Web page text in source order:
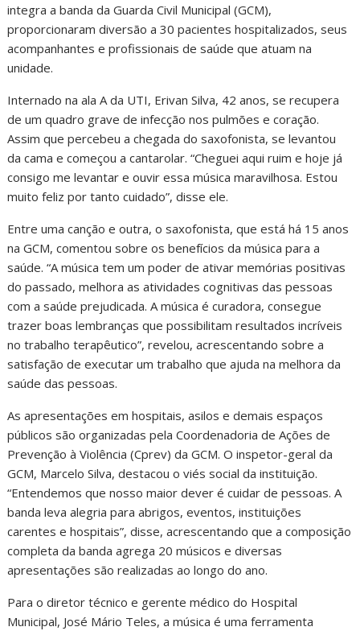
integra a banda da Guarda Civil Municipal (GCM),
proporcionaram diversão a 30 pacientes hospitalizados, seus
acompanhantes e profissionais de saúde que atuam na
unidade.
Internado na ala A da UTI, Erivan Silva, 42 anos, se recupera
de um quadro grave de infecção nos pulmões e coração.
Assim que percebeu a chegada do saxofonista, se levantou
da cama e começou a cantarolar. “Cheguei aqui ruim e hoje já
consigo me levantar e ouvir essa música maravilhosa. Estou
muito feliz por tanto cuidado”, disse ele.
Entre uma canção e outra, o saxofonista, que está há 15 anos
na GCM, comentou sobre os benefícios da música para a
saúde. “A música tem um poder de ativar memórias positivas
do passado, melhora as atividades cognitivas das pessoas
com a saúde prejudicada. A música é curadora, consegue
trazer boas lembranças que possibilitam resultados incríveis
no trabalho terapêutico”, revelou, acrescentando sobre a
satisfação de executar um trabalho que ajuda na melhora da
saúde das pessoas.
As apresentações em hospitais, asilos e demais espaços
públicos são organizadas pela Coordenadoria de Ações de
Prevenção à Violência (Cprev) da GCM. O inspetor-geral da
GCM, Marcelo Silva, destacou o viés social da instituição.
“Entendemos que nosso maior dever é cuidar de pessoas. A
banda leva alegria para abrigos, eventos, instituições
carentes e hospitais”, disse, acrescentando que a composição
completa da banda agrega 20 músicos e diversas
apresentações são realizadas ao longo do ano.
Para o diretor técnico e gerente médico do Hospital
Municipal, José Mário Teles, a música é uma ferramenta